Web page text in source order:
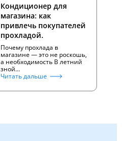
Кондиционер для
магазина: как
привлечь покупателей
прохладой.
Почему прохлада в
магазине — это не роскошь,
а необходимость В летний
зной…
Читать дальше